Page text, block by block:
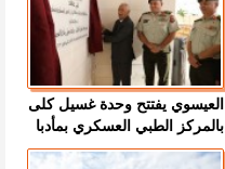
العيسوي يفتتح وحدة غسيل كلى
بالمركز الطبي العسكري بمأدبا